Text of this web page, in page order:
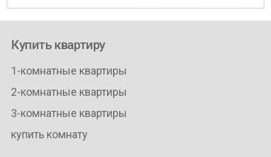
Купить квартиру
1-комнатные квартиры
2-комнатные квартиры
3-комнатные квартиры
купить комнату